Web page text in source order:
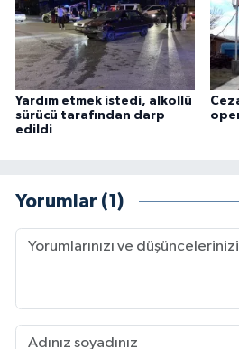
Yardım etmek istedi, alkollü
sürücü tarafından darp
edildi
Yorumlar (1)